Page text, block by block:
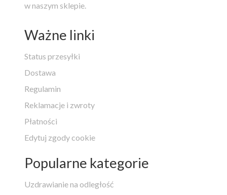
w naszym sklepie.
Ważne linki
Status przesyłki
Dostawa
Regulamin
Reklamacje i zwroty
Płatności
Edytuj zgody cookie
Popularne kategorie
Uzdrawianie na odległość